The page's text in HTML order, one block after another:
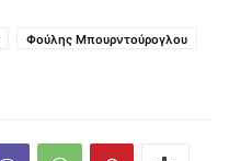
Φούλης Μπουρντούρογλου